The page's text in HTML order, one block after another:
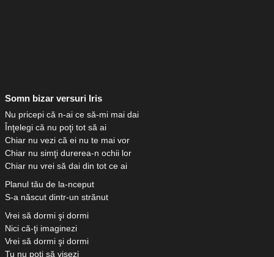
Somn bizar versuri Iris
Nu pricepi că n-ai ce să-mi mai dai
Înţelegi că nu poţi tot să ai
Chiar nu vezi că ei nu te mai vor
Chiar nu simţi durerea-n ochii lor
Chiar nu vrei să dai din tot ce ai
Planul tău de la-nceput
S-a născut dintr-un strănut
Vrei să dormi şi dormi
Nici că-ţi imaginezi
Vrei să dormi şi dormi
Tu nu poţi să visezi